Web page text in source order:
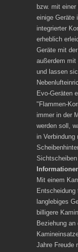
bzw. mit
einige Geräte
integrierter
erheblich
Geräte mit
außerdem mit
und lassen
Evo-Geräten
"Flammen-
immer in der
werden soll,
in Verbindung
Mit einem
langlebiges
billigere
Beziehung
Jahre Freude